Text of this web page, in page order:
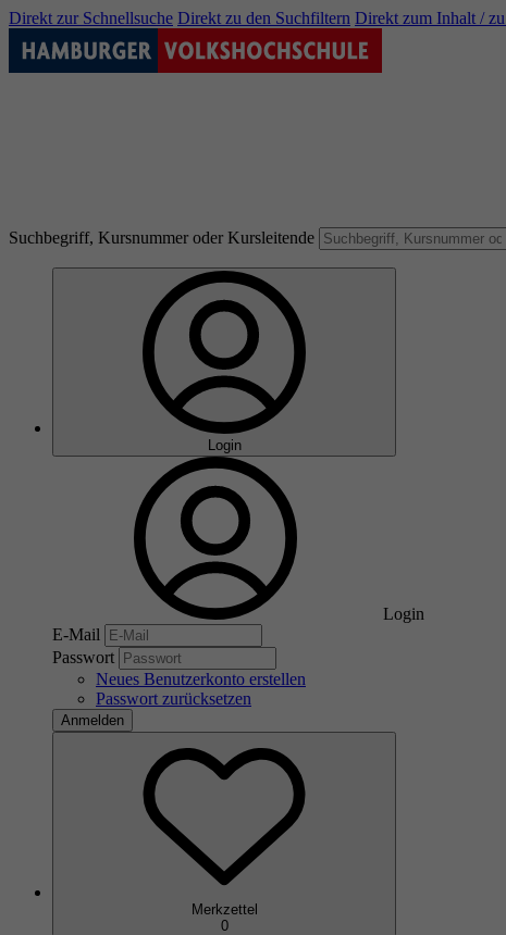
Direkt zur Schnellsuche Direkt zu den Suchfiltern Direkt zum Inhalt / zu
Suchbegriff, Kursnummer oder Kursleitende
Login
Login
E-Mail
Passwort
Neues Benutzerkonto erstellen
Passwort zurücksetzen
Anmelden
Merkzettel
0